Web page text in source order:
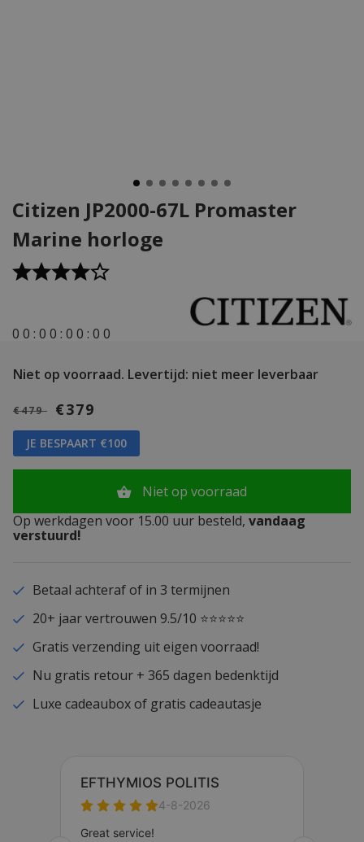
Citizen JP2000-67L Promaster
Marine horloge
0 0 : 0 0 : 0 0 : 0 0
Niet op voorraad. Levertijd: niet meer leverbaar
€479 €379
JE BESPAART €100
Niet op voorraad
Op werkdagen voor 15.00 uur besteld, vandaag
verstuurd!
Betaal achteraf of in 3 termijnen
20+ jaar vertrouwen 9.5/10 ⭐⭐⭐⭐⭐
Gratis verzending uit eigen voorraad!
Nu gratis retour + 365 dagen bedenktijd
Luxe cadeaubox of gratis cadeautasje